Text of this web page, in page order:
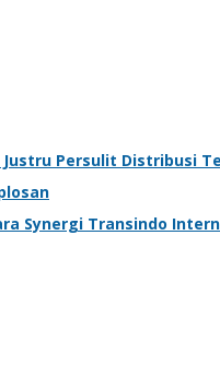
Justru Persulit Distribusi
Synergi Transindo